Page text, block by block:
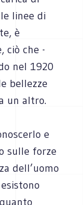
linee di
è
ciò che -
nel 1920
bellezze
un altro.
e
sulle forze
dell’uomo